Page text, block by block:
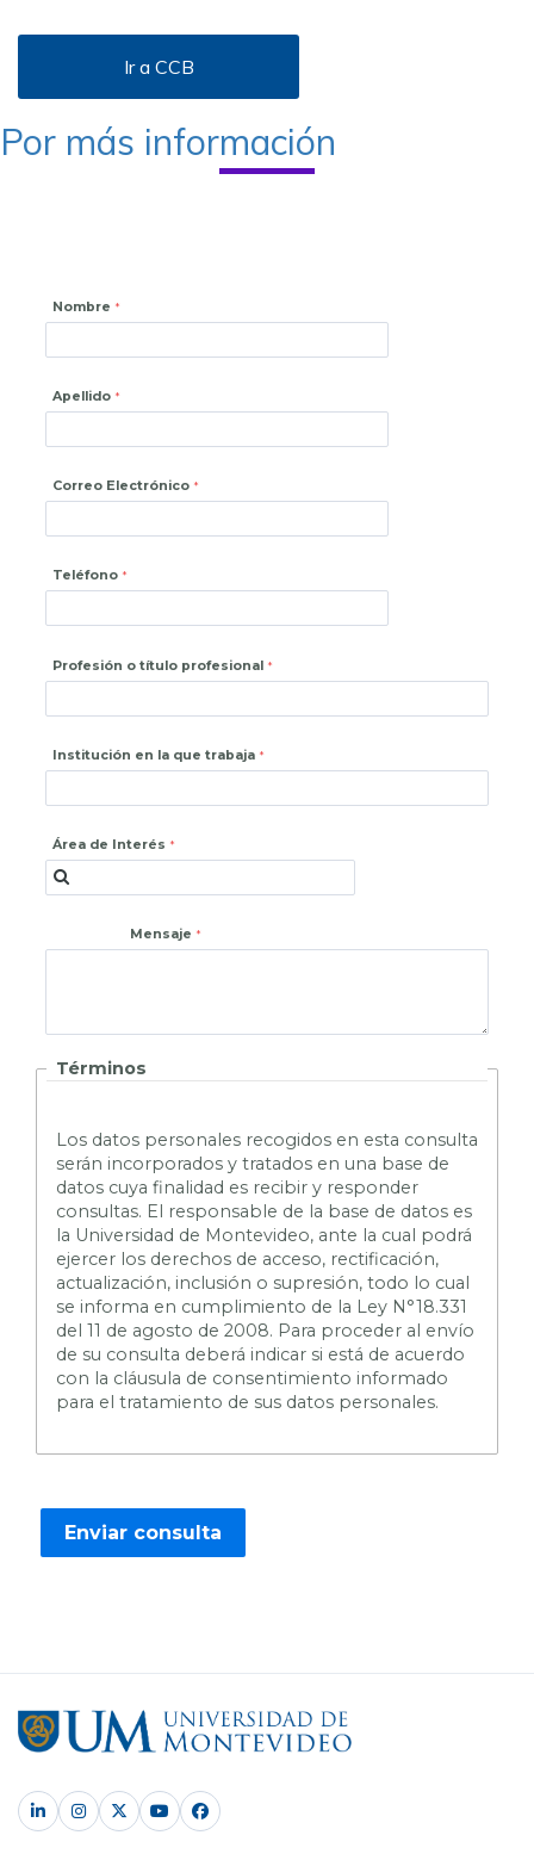
Ir a CCB
Por más información
Nombre
Apellido
Correo Electrónico
Teléfono
Profesión o título profesional
Institución en la que trabaja
Área de Interés
Mensaje
Términos
Los datos personales recogidos en esta consulta
serán incorporados y tratados en una base de
datos cuya finalidad es recibir y responder
consultas. El responsable de la base de datos es
la Universidad de Montevideo, ante la cual podrá
ejercer los derechos de acceso, rectificación,
actualización, inclusión o supresión, todo lo cual
se informa en cumplimiento de la Ley N°18.331
del 11 de agosto de 2008. Para proceder al envío
de su consulta deberá indicar si está de acuerdo
con la cláusula de consentimiento informado
para el tratamiento de sus datos personales.